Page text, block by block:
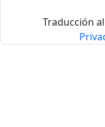
Traducción